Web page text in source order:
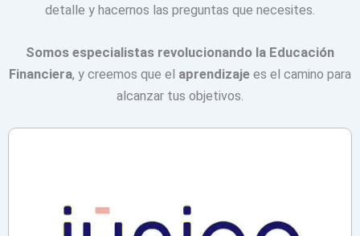
detalle y hacernos las preguntas que necesites.
Somos especialistas revolucionando la Educación
Financiera, y creemos que el aprendizaje es el camino para
alcanzar tus objetivos.